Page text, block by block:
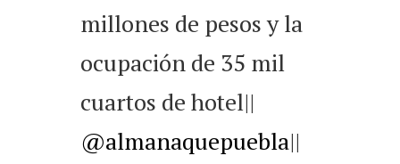
millones de pesos y la
ocupación de 35 mil
cuartos de hotel||
@almanaquepuebla||